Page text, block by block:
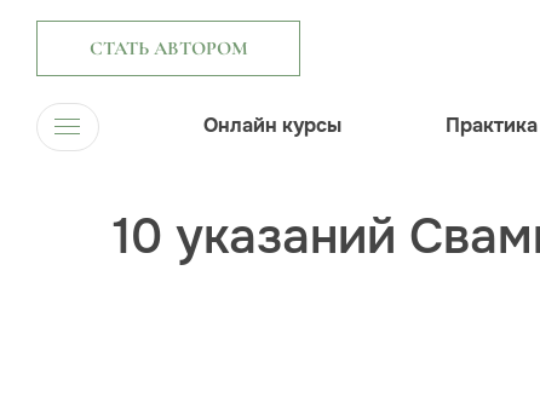
СТАТЬ АВТОРОМ
Онлайн курсы Практика
10 указаний